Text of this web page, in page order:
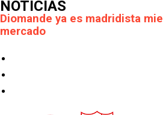
NOTICIAS
OFICIAL | Juanlu se marcha al
Los posibles herederos del
Alberto Flores, muy cerca de
jugador del Granada CF